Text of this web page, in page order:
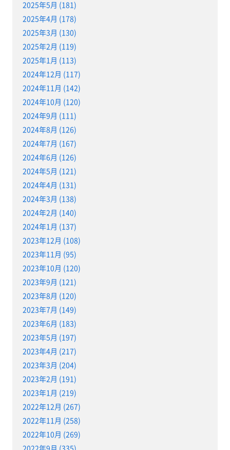
2025年5月 (181)
2025年4月 (178)
2025年3月 (130)
2025年2月 (119)
2025年1月 (113)
2024年12月 (117)
2024年11月 (142)
2024年10月 (120)
2024年9月 (111)
2024年8月 (126)
2024年7月 (167)
2024年6月 (126)
2024年5月 (121)
2024年4月 (131)
2024年3月 (138)
2024年2月 (140)
2024年1月 (137)
2023年12月 (108)
2023年11月 (95)
2023年10月 (120)
2023年9月 (121)
2023年8月 (120)
2023年7月 (149)
2023年6月 (183)
2023年5月 (197)
2023年4月 (217)
2023年3月 (204)
2023年2月 (191)
2023年1月 (219)
2022年12月 (267)
2022年11月 (258)
2022年10月 (269)